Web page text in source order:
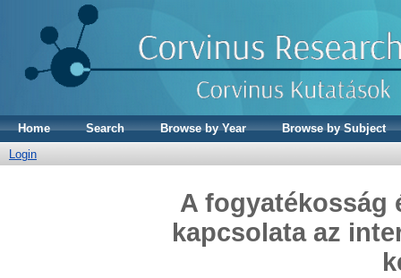
Home Search Browse by Year
Browse by Subject
Login
A fogyatékosság
kapcsolata az